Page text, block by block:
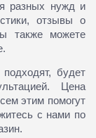
разных нужд и
отзывы о
также можете
будет
Цена
этим помогут
с нами по